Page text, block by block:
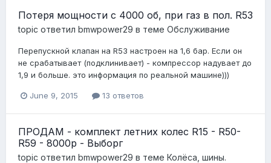
Потеря мощности с 4000 об, при газ в пол. R53
topic ответил bmwpower29 в теме Обслуживание
Перепускной клапан на R53 настроен на 1,6 бар. Если он
не срабатывает (подклинивает) - компрессор надувает до
1,9 и больше. это информация по реальной машине)))
June 9, 2015 13 ответов
ПРОДАМ - комплект летних колес R15 - R50-
R59 - 8000р - Выборг
topic ответил bmwpower29 в теме Колёса, шины.